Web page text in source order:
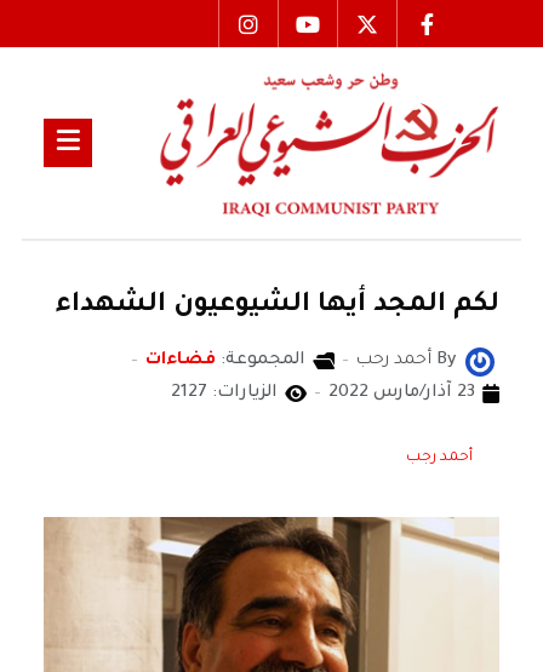
لكم المجد أيها الشيوعيون الشهداء
By أحمد رحب المجموعة: فضاءات
23 آذار/مارس 2022
الزيارات: 2127
أحمد رجب